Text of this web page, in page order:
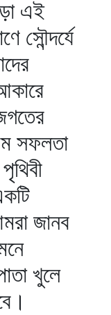
এই
সৌন্দর্যে
সফলতা
জানব
খুলে